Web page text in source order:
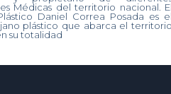
Médicas del territorio nacional. El
Daniel Correa Posada es el
plástico que abarca el territorio
su totalidad